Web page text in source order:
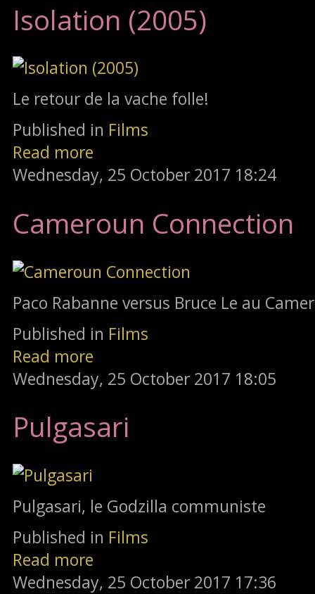
Isolation (2005)
Le retour de la vache folle!
Published in Films
Read more
Wednesday, 25 October 2017 18:24
Cameroun Connection
Paco Rabanne versus Bruce Le au
Published in Films
Read more
Wednesday, 25 October 2017 18:05
Pulgasari
Pulgasari, le Godzilla communiste
Published in Films
Read more
Wednesday, 25 October 2017 17:36